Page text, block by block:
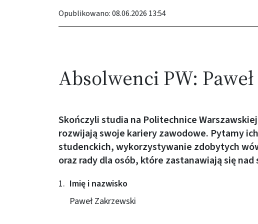
Opublikowano: 08.06.2026 13:54
Absolwenci PW:
Skończyli studia na Politechnice
rozwijają swoje kariery zawodowe. Pytamy
studenckich, wykorzystywanie zdobytych
oraz rady dla osób, które zastanawiają się nad
Imię i nazwisko
Paweł Zakrzewski